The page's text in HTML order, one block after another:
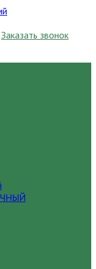
Заказать звонок